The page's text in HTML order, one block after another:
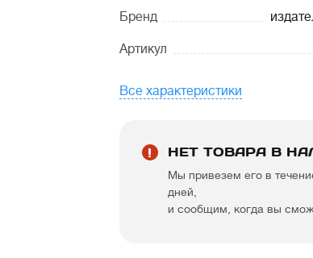
Бренд
Артикул
Все характеристики
НЕТ ТОВАРА В
Мы привезем его в
дней,
и сообщим, когда вы